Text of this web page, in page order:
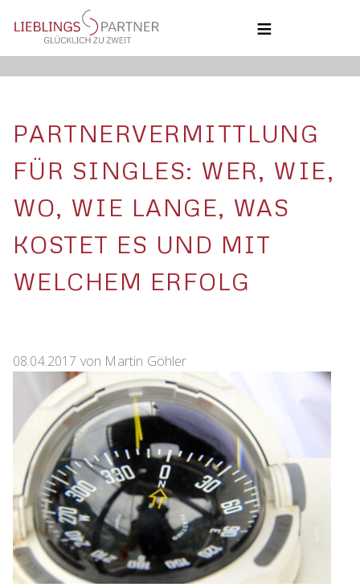
NAVIGATION
ÜBERSPRINGEN
HOME
ÜBER UNS
UNSERE PHILOSOPHIE
KONTAKT
PARTNERVERMITTLUNG
FÜR SINGLES: WER, WIE,
WO, WIE LANGE, WAS
KOSTET ES UND MIT
WELCHEM ERFOLG
08.04.2017 von Martin Göhler